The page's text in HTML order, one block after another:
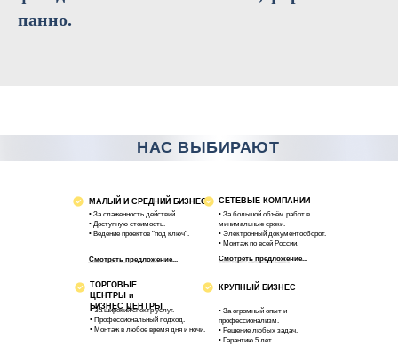
панно.
НАС ВЫБИРАЮТ
МАЛЫЙ И СРЕДНИЙ БИЗНЕС
• За слаженность действий.
• Доступную стоимость.
• Ведение проектов "под ключ".
• За большой объём работ в
минимальные сроки.
• Электронный документооборот.
• Монтаж по всей России.
• За широкий спектр услуг.
• Профессиональный подход.
• Монтаж в любое время дня и ночи.
• За огромный опыт и
профессионализм.
• Решение любых задач.
• Гарантию 5 лет.
ТОРГОВЫЕ
ЦЕНТРЫ и
БИЗНЕС ЦЕНТРЫ
КРУПНЫЙ БИЗНЕС
СЕТЕВЫЕ КОМПАНИИ
Смотреть предложение... Смотреть предложение...